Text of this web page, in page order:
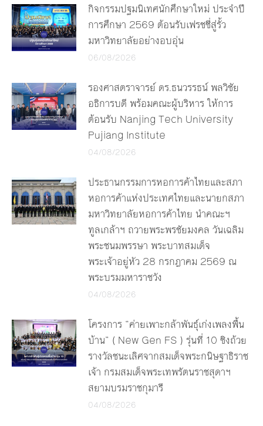
กิจกรรมปฐมนิเทศนักศึกษาใหม่ ประจำปี
การศึกษา 2569 ต้อนรับเฟรชชี่สู่รั้ว
มหาวิทยาลัยอย่างอบอุ่น
06/08/2026
รองศาสตราจารย์ ดร.ธนวรรธน์ พลวิชัย
อธิการบดี พร้อมคณะผู้บริหาร ให้การ
ต้อนรับ Nanjing Tech University
Pujiang Institute
04/08/2026
ประธานกรรมการหอการค้าไทยและสภา
หอการค้าแห่งประเทศไทยและนายกสภา
มหาวิทยาลัยหอการค้าไทย นำคณะฯ
ทูลเกล้าฯ ถวายพระพรชัยมงคล วันเฉลิม
พระชนมพรรษา พระบาทสมเด็จ
พระเจ้าอยู่หัว 28 กรกฎาคม 2569 ณ
พระบรมมหาราชวัง
04/08/2026
โครงการ “ค่ายเพาะกล้าพันธุ์เก่งเพลงพื้น
บ้าน” ( New Gen FS ) รุ่นที่ 10 ชิงถ้วย
รางวัลชนะเลิศจากสมเด็จพระกนิษฐาธิราช
เจ้า กรมสมเด็จพระเทพรัตนราชสุดาฯ
สยามบรมราชกุมารี
04/08/2026